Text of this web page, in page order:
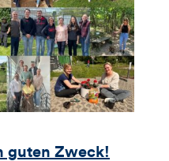
guten Zweck!